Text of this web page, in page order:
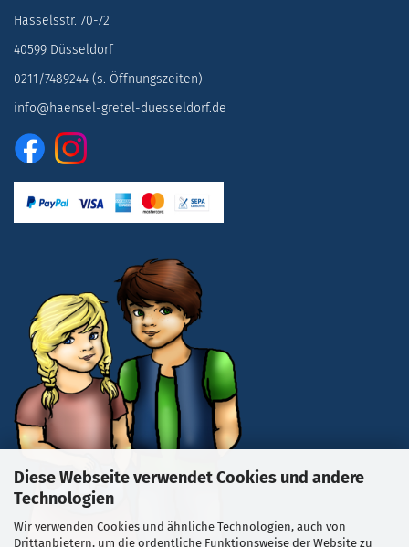
Diese Webseite verwendet Cookies und andere
Technologien
Wir verwenden Cookies und ähnliche Technologien, auch von
Drittanbietern, um die ordentliche Funktionsweise der Website zu
Hasselsstr. 70-72
40599 Düsseldorf
0211/7489244 (s. Öffnungszeiten)
info@haensel-gretel-duesseldorf.de